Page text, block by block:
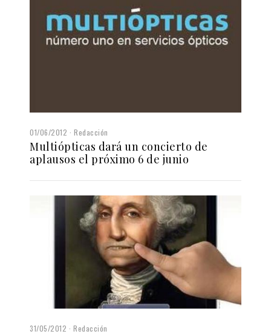
01/06/2012 Redacción
Multiópticas dará un concierto de
aplausos el próximo 6 de junio
31/05/2012 Redacción